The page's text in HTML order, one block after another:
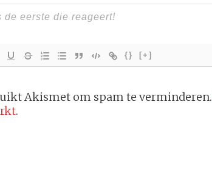
{} [+]
Akismet om spam te verminderen.
.